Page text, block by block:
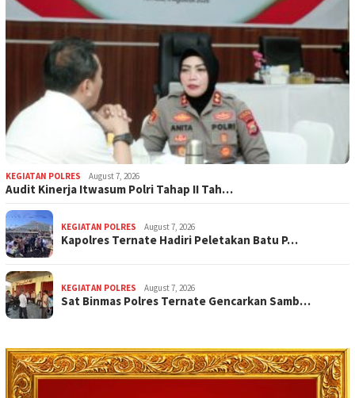
KEGIATAN POLRES August 7, 2026
Audit Kinerja Itwasum Polri Tahap II Tah…
KEGIATAN POLRES August 7, 2026
Kapolres Ternate Hadiri Peletakan Batu P…
KEGIATAN POLRES August 7, 2026
Sat Binmas Polres Ternate Gencarkan Samb…